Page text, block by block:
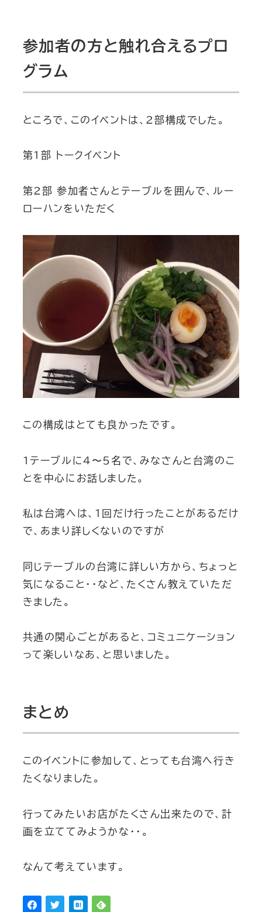
参加者の方と触れ合えるプロ
グラム
ところで、このイベントは、2部構成でした。
第1部 トークイベント
第2部 参加者さんとテーブルを囲んで、ルー
ローハンをいただく
この構成はとても良かったです。
1テーブルに4〜5名で、みなさんと台湾のこ
とを中心にお話しました。
私は台湾へは、1回だけ行ったことがあるだけ
で、あまり詳しくないのですが
同じテーブルの台湾に詳しい方から、ちょっと
気になること・・など、たくさん教えていただ
きました。
共通の関心ごとがあると、コミュニケーション
って楽しいなあ、と思いました。
まとめ
このイベントに参加して、とっても台湾へ行き
たくなりました。
行ってみたいお店がたくさん出来たので、計
画を立ててみようかな・・。
なんて考えています。